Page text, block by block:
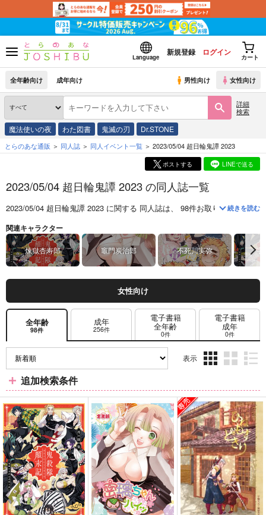
Language
新規登録 ログイン
カート
全年齢向け 成年向け 男性向け 女性向け
詳細
検索
魔法使いの夜 わた図書 鬼滅の刃 Dr.STONE
とらのあな通販 同人誌 同人イベント一覧 2023/05/04 超日輪鬼譚 2023
ポストする LINEで送る
2023/05/04 超日輪鬼譚 2023 の同人誌一覧
2023/05/04 超日輪鬼譚 2023 に関する 同人誌は、 98件お取り扱いがござ
続きを読む
関連キャラクター
煉獄杏寿郎 竈門炭治郎 不死川実弥 宇
女性向け
全年齢
98件
成年
256件
電子書籍
全年齢
0件
電子書籍
成年
0件
表示
ム
表
示
ム
表
示
ム
表
示
追加検索条件